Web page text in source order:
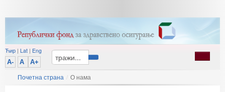
Ћир | Lat | Eng
A-
A A+
Почетна страна / О нама